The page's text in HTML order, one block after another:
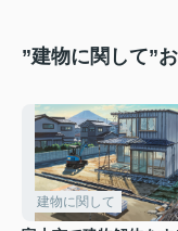
”建物に関して”
建物に関して